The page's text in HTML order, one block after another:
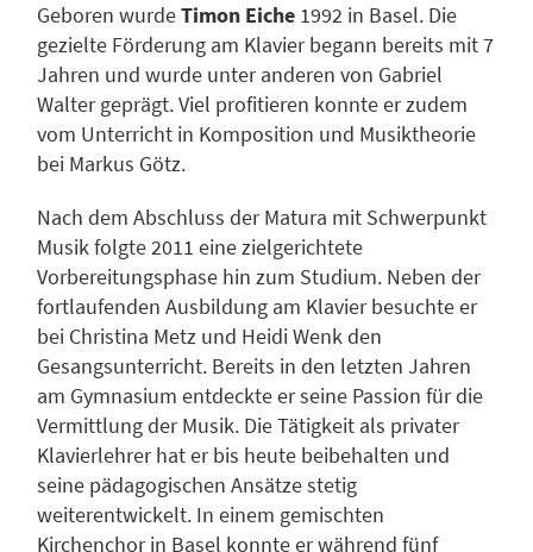
Geboren wurdeTimon Eiche1992 in Basel. Die
gezielte Förderung am Klavier begann bereits mit 7
Jahren und wurde unter anderen von Gabriel
Walter geprägt. Viel profitieren konnte er zudem
vom Unterricht in Komposition und Musiktheorie
bei Markus Götz.
Nach dem Abschluss der Matura mit Schwerpunkt
Musik folgte 2011 eine zielgerichtete
Vorbereitungsphase hin zum Studium. Neben der
fortlaufenden Ausbildung am Klavier besuchte er
bei Christina Metz und Heidi Wenk den
Gesangsunterricht. Bereits in den letzten Jahren
am Gymnasium entdeckte er seine Passion für die
Vermittlung der Musik. Die Tätigkeit als privater
Klavierlehrer hat er bis heute beibehalten und
seine pädagogischen Ansätze stetig
weiterentwickelt. In einem gemischten
Kirchenchor in Basel konnte er während fünf